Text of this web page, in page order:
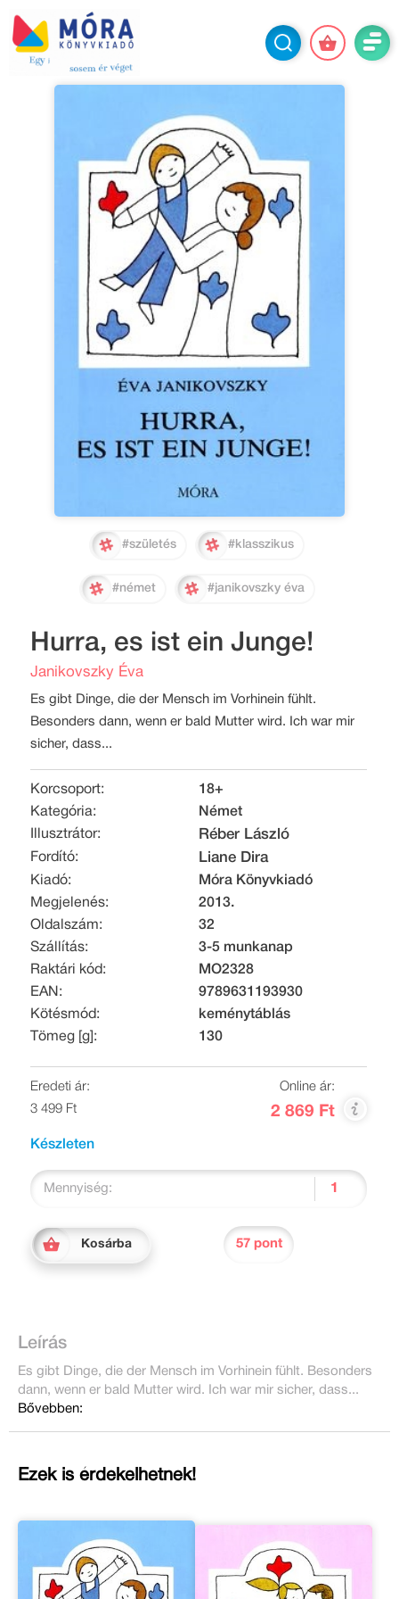
#születés #klasszikus
#német #janikovszky éva
Hurra, es ist ein Junge!
Janikovszky Éva
Es gibt Dinge, die der Mensch im Vorhinein fühlt.
Besonders dann, wenn er bald Mutter wird. Ich war mir
sicher, dass...
Korcsoport:
18+
Kategória:
Német
Illusztrátor:
Réber László
Fordító: Liane Dira
Kiadó:
Móra Könyvkiadó
Megjelenés:
2013.
Oldalszám:
32
Szállítás:
3-5 munkanap
Raktári kód:
MO2328
EAN:
9789631193930
Kötésmód:
keménytáblás
Tömeg [g]:
130
Eredeti ár:
3 499 Ft
Online ár:
2 869 Ft
Készleten
Mennyiség:
Kosárba 57 pont
Leírás
Es gibt Dinge, die der Mensch im Vorhinein fühlt. Besonders
dann, wenn er bald Mutter wird. Ich war mir sicher, dass...
Bővebben:
Ezek is érdekelhetnek!